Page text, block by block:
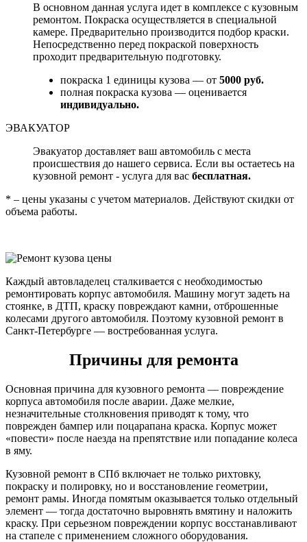
В основном данная услуга идет в комплексе с кузовным
ремонтом. Покраска осуществляется в специальной
камере. Предварительно производится подбор краски.
Непосредственно перед покраской поверхность
проходит предварительную подготовку.
покраска 1 единицы кузова — от 5000 руб.
полная покраска кузова — оценивается
индивидуально.
ЭВАКУАТОР
Эвакуатор доставляет ваш автомобиль с места
происшествия до нашего сервиса. Если вы остаетесь на
кузовной ремонт - услуга для вас бесплатная.
* – цены указаны с учетом материалов. Действуют скидки от
объема работы.
Каждый автовладелец сталкивается с необходимостью
ремонтировать корпус автомобиля. Машину могут задеть на
стоянке, в ДТП, краску повреждают камни, отброшенные
колесами другого автомобиля. Поэтому кузовной ремонт в
Санкт-Петербурге — востребованная услуга.
Причины для ремонта
Основная причина для кузовного ремонта — повреждение
корпуса автомобиля после аварии. Даже мелкие,
незначительные столкновения приводят к тому, что
поврежден бампер или поцарапана краска. Корпус может
«повести» после наезда на препятствие или попадание колеса
в яму.
Кузовной ремонт в СПб включает не только рихтовку,
покраску и полировку, но и восстановление геометрии,
ремонт рамы. Иногда помятым оказывается только отдельный
элемент — тогда достаточно выровнять вмятину и наложить
краску. При серьезном повреждении корпус восстанавливают
на стапеле с применением сложного оборудования.